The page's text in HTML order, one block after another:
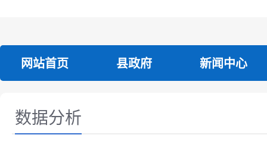
网站首页 县政府 新闻中心
数据分析